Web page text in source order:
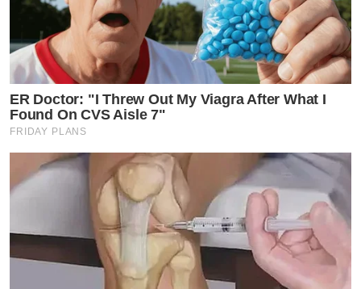
ER Doctor: "I Threw Out My Viagra After What I
Found On CVS Aisle 7"
FRIDAY PLANS